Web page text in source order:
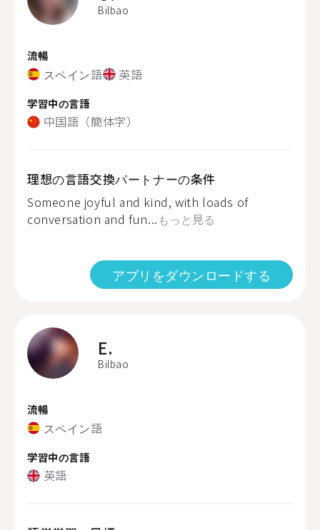
Bilbao
流暢
スペイン語 英語
学習中の言語
中国語（簡体字）
理想の言語交換パートナーの条件
Someone joyful and kind, with loads of
conversation and fun... もっと見る
アプリをダウンロードする
E.
Bilbao
流暢
スペイン語
学習中の言語
英語